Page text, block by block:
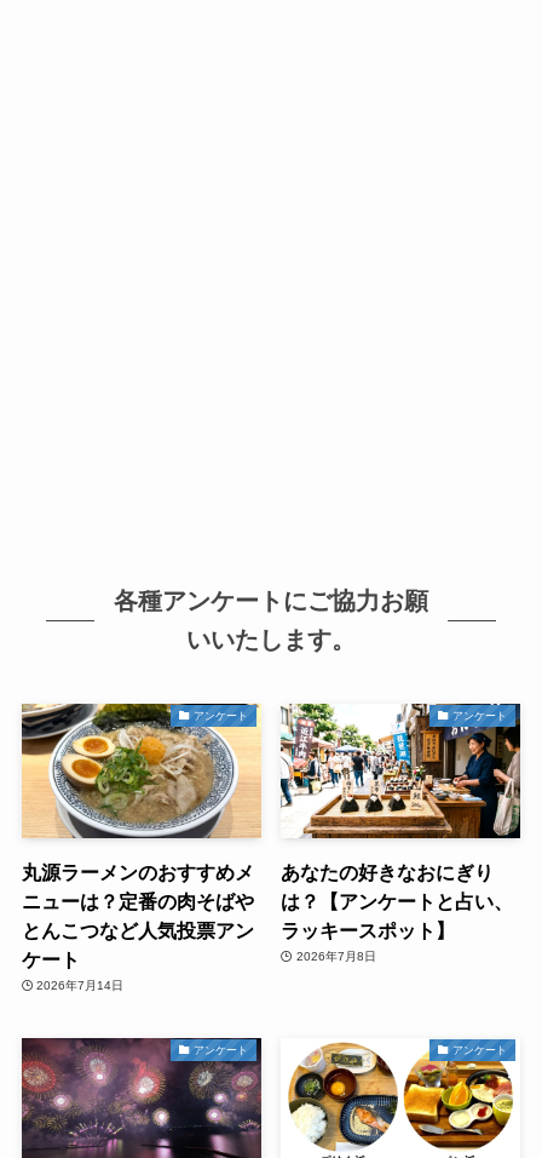
各種アンケートにご協力お願
いいたします。
アンケート
丸源ラーメンのおすすめメ
ニューは？定番の肉そばや
とんこつなど人気投票アン
ケート
2026年7月14日
アンケート
あなたの好きなおにぎり
は？【アンケートと占い、
ラッキースポット】
2026年7月8日
アンケート アンケート